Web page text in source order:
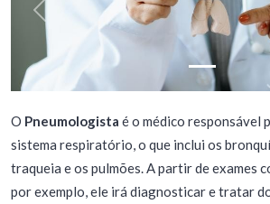
Previous
O Pneumologista é o médico responsável
sistema respiratório, o que inclui os
traqueia e os pulmões. A partir de exames
por exemplo, ele irá diagnosticar e tratar